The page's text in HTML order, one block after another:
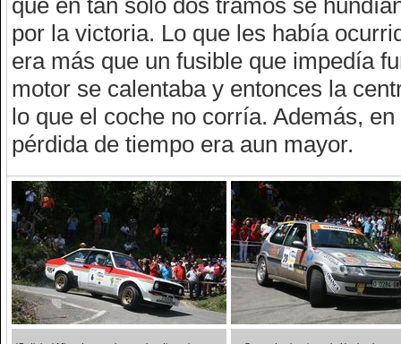
que en tan sólo dos tramos se
por la victoria. Lo que les había
era más que un fusible que impedía
motor se calentaba y entonces la
lo que el coche no corría. Además,
pérdida de tiempo era aun mayor.